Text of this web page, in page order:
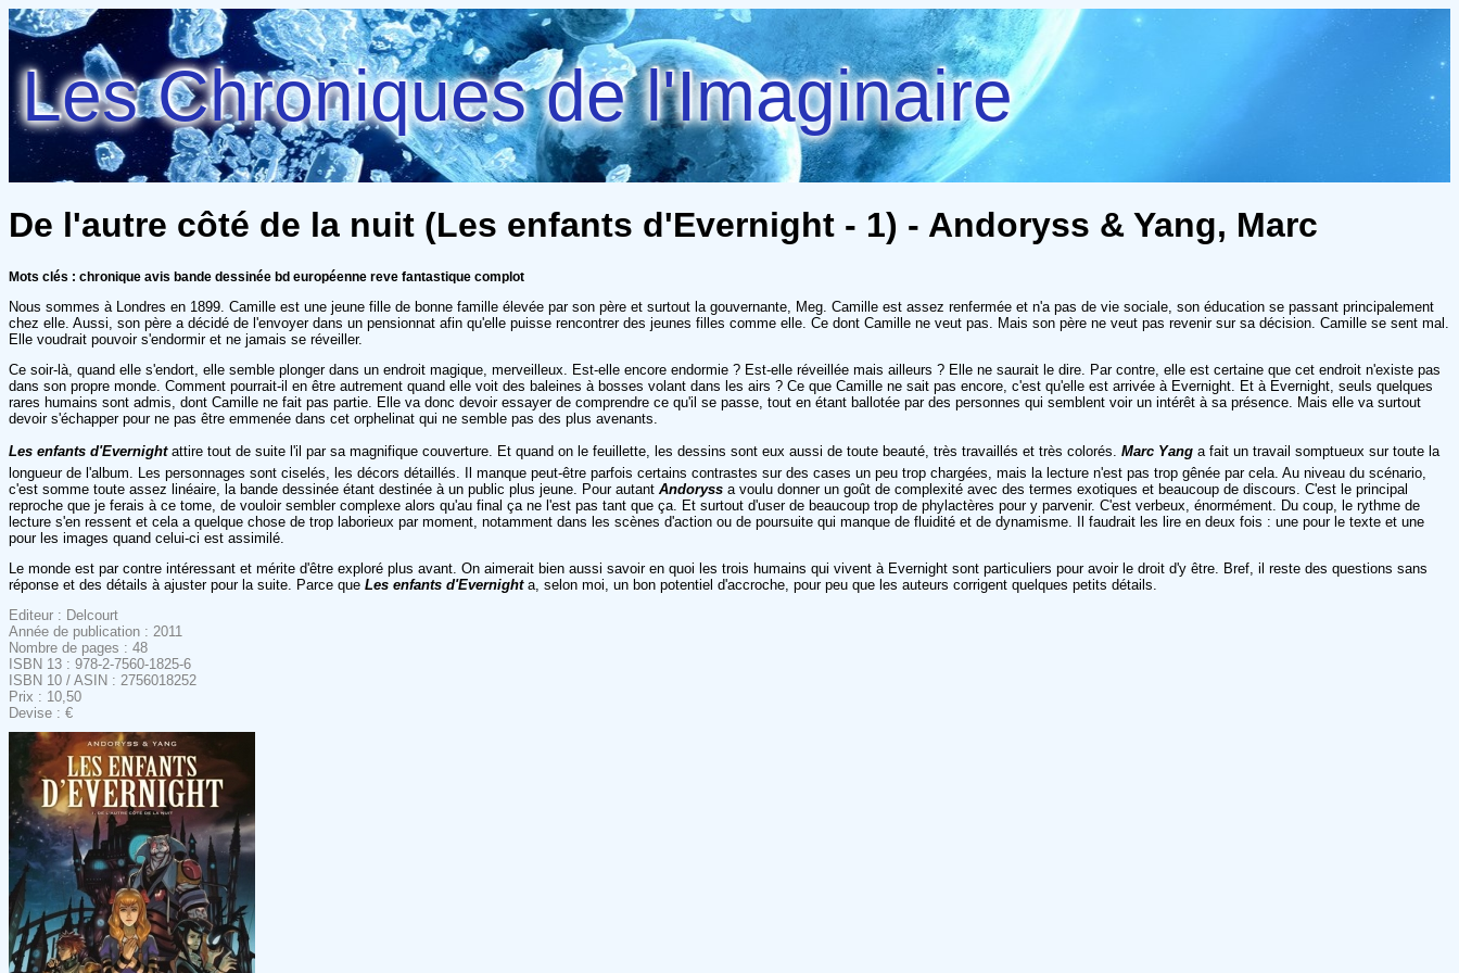
Les Chroniques de l'Imaginaire
De l'autre côté de la nuit (Les enfants d'Evernight - 1) - Andoryss & Yang, Marc
Mots clés : chronique avis bande dessinée bd européenne reve fantastique complot
Nous sommes à Londres en 1899. Camille est une jeune fille de bonne famille élevée par son père et surtout la gouvernante, Meg. Camille est assez renfermée et n'a pas de vie sociale, son éducation se passant principalement
chez elle. Aussi, son père a décidé de l'envoyer dans un pensionnat afin qu'elle puisse rencontrer des jeunes filles comme elle. Ce dont Camille ne veut pas. Mais son père ne veut pas revenir sur sa décision. Camille se sent mal.
Elle voudrait pouvoir s'endormir et ne jamais se réveiller.
Ce soir-là, quand elle s'endort, elle semble plonger dans un endroit magique, merveilleux. Est-elle encore endormie ? Est-elle réveillée mais ailleurs ? Elle ne saurait le dire. Par contre, elle est certaine que cet endroit n'existe pas
dans son propre monde. Comment pourrait-il en être autrement quand elle voit des baleines à bosses volant dans les airs ? Ce que Camille ne sait pas encore, c'est qu'elle est arrivée à Evernight. Et à Evernight, seuls quelques
rares humains sont admis, dont Camille ne fait pas partie. Elle va donc devoir essayer de comprendre ce qu'il se passe, tout en étant ballotée par des personnes qui semblent voir un intérêt à sa présence. Mais elle va surtout
devoir s'échapper pour ne pas être emmenée dans cet orphelinat qui ne semble pas des plus avenants.
Les enfants d'Evernightattire tout de suite l'il par sa magnifique couverture. Et quand on le feuillette, les dessins sont eux aussi de toute beauté, très travaillés et très colorés. Marc Yang a fait un travail somptueux sur toute la
longueur de l'album. Les personnages sont ciselés, les décors détaillés. Il manque peut-être parfois certains contrastes sur des cases un peu trop chargées, mais la lecture n'est pas trop gênée par cela. Au niveau du scénario,
c'est somme toute assez linéaire, la bande dessinée étant destinée à un public plus jeune. Pour autant Andoryss a voulu donner un goût de complexité avec des termes exotiques et beaucoup de discours. C'est le principal
reproche que je ferais à ce tome, de vouloir sembler complexe alors qu'au final ça ne l'est pas tant que ça. Et surtout d'user de beaucoup trop de phylactères pour y parvenir. C'est verbeux, énormément. Du coup, le rythme de
lecture s'en ressent et cela a quelque chose de trop laborieux par moment, notamment dans les scènes d'action ou de poursuite qui manque de fluidité et de dynamisme. Il faudrait les lire en deux fois : une pour le texte et une
pour les images quand celui-ci est assimilé.
Le monde est par contre intéressant et mérite d'être exploré plus avant. On aimerait bien aussi savoir en quoi les trois humains qui vivent à Evernight sont particuliers pour avoir le droit d'y être. Bref, il reste des questions sans
réponse et des détails à ajuster pour la suite. Parce que Les enfants d'Evernighta, selon moi, un bon potentiel d'accroche, pour peu que les auteurs corrigent quelques petits détails.
Editeur : Delcourt
Année de publication : 2011
Nombre de pages : 48
ISBN 13 : 978-2-7560-1825-6
ISBN 10 / ASIN : 2756018252
Prix : 10,50
Devise : €